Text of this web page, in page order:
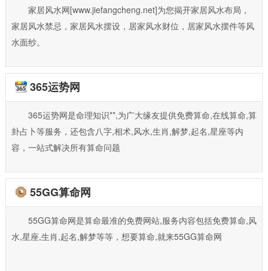
家居风水网[www.jiefangcheng.net]为您揭开家居风水布局，
家居风水禁忌，家居风水摆设，居家风水财位，居家风水摆件等风
水面纱。
365运势网
365运势网是命理知识**,为广大缘友提供免费算命,在线算命,算
卦占卜等服务，还包含八字,相术,风水,生肖,解梦,起名,星座等内
容，一站式解决所有算命问题
55GG算命网
55GG算命网是算命最准的免费网站,服务内容包括免费算命,风
水,星座,生肖,起名,解梦等等，想要算命,就来55GG算命网